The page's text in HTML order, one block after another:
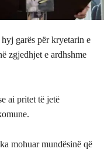
garës për kryetarin e
zgjedhjet e ardhshme
ai pritet të jetë
mohuar mundësinë që